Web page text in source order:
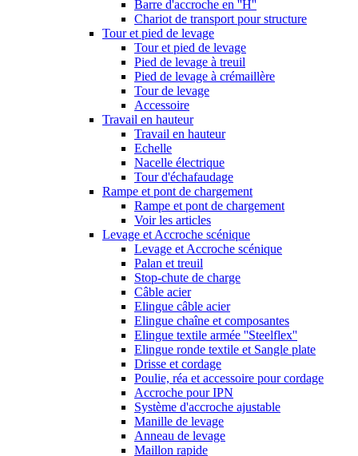
Barre d'accroche en ''H''
Chariot de transport pour structure
Tour et pied de levage
Tour et pied de levage
Pied de levage à treuil
Pied de levage à crémaillère
Tour de levage
Accessoire
Travail en hauteur
Travail en hauteur
Echelle
Nacelle électrique
Tour d'échafaudage
Rampe et pont de chargement
Rampe et pont de chargement
Voir les articles
Levage et Accroche scénique
Levage et Accroche scénique
Palan et treuil
Stop-chute de charge
Câble acier
Elingue câble acier
Elingue chaîne et composantes
Elingue textile armée ''Steelflex''
Elingue ronde textile et Sangle plate
Drisse et cordage
Poulie, réa et accessoire pour cordage
Accroche pour IPN
Système d'accroche ajustable
Manille de levage
Anneau de levage
Maillon rapide